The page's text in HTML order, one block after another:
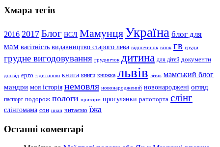
Хмара тегів
2016 2017 Блог ВСЛ МамунцяУкраїна блог для
мам вагітність видавництво старого лева відпочинок візок гв груди
грудне вигодовування грудничок дитина для дітей документи
досвід ерго з дитиною книга книги книжка львів літак мамський блог
мандри моя історія немовля новонароджений новонароджені огляд
паспорт подорож пологи прикорм прогулянки рапопорта слінг
слінгомама сон цнап читаємо їжа
Останні коментарі